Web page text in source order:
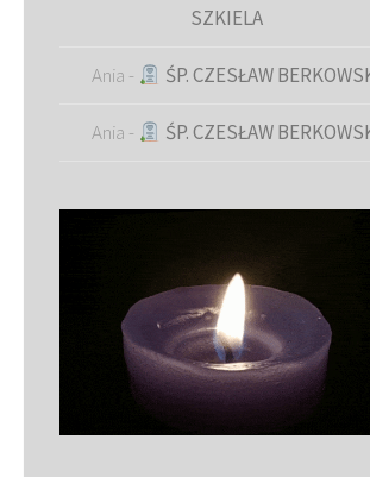
SZKIELA
Ania - ŚP. CZESŁAW
Ania - ŚP. CZESŁAW